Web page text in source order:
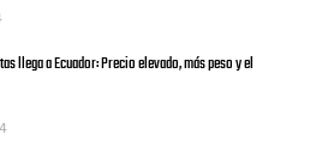
llega a Ecuador: Precio elevado, más peso y el